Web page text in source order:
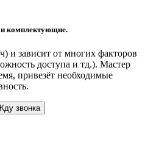
и комплектующие.
и зависит от многих факторов
доступа и тд.). Мастер
привезёт необходимые
звонка